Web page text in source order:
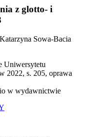
z glotto- i
Sowa-Bacia
Uniwersytetu
2022, s. 205, oprawa
w wydawnictwie